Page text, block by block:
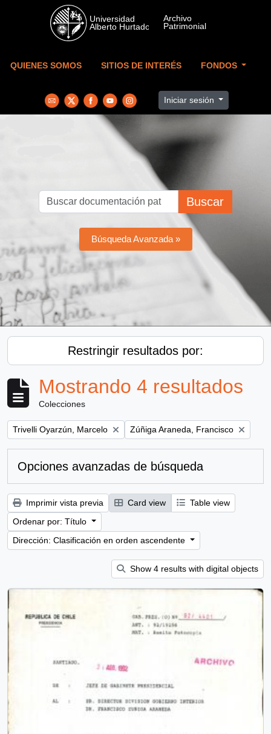
Skip to main content
QUIENES SOMOS SITIOS DE INTERÉS FONDOS
Iniciar sesión
Buscar
Búsqueda Avanzada »
Restringir resultados por:
Mostrando 4 resultados
Colecciones
Remove filter:
Trivelli Oyarzún, Marcelo Remove filter:
Zúñiga Araneda, Francisco
Opciones avanzadas de búsqueda
Imprimir vista previa Card view
Table view
Ordenar por: Título
Dirección: Clasificación en orden ascendente
Show 4 results with digital objects